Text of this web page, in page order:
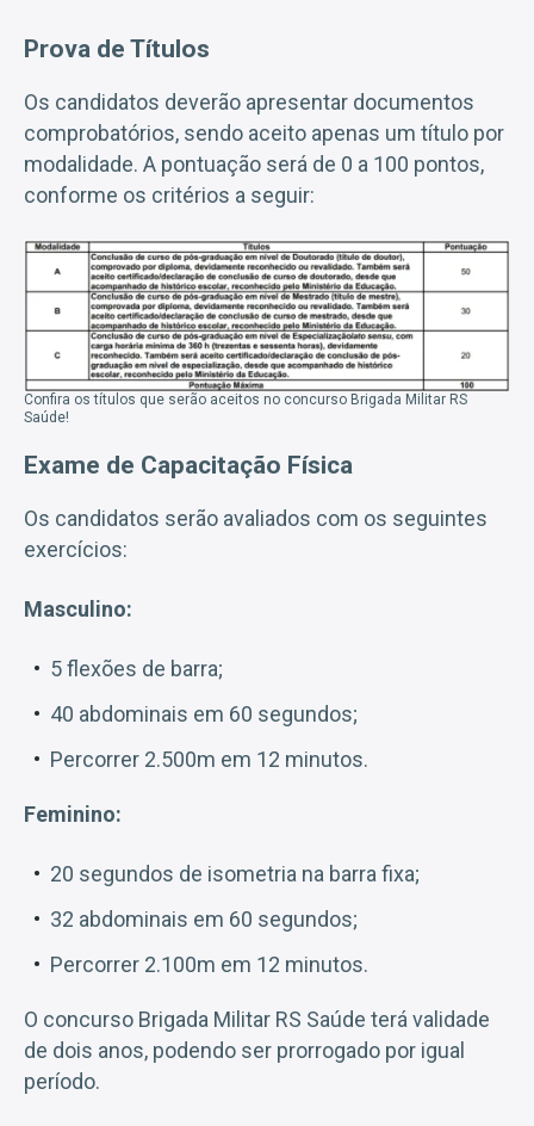
Prova de Títulos
Os candidatos deverão apresentar documentos
comprobatórios, sendo aceito apenas um título por
modalidade. A pontuação será de 0 a 100 pontos,
conforme os critérios a seguir:
Confira os títulos que serão aceitos no concurso Brigada Militar RS
Saúde!
Exame de Capacitação Física
Os candidatos serão avaliados com os seguintes
exercícios:
Masculino:
5 flexões de barra;
40 abdominais em 60 segundos;
Percorrer 2.500m em 12 minutos.
Feminino:
20 segundos de isometria na barra fixa;
32 abdominais em 60 segundos;
Percorrer 2.100m em 12 minutos.
O concurso Brigada Militar RS Saúde terá validade
de dois anos, podendo ser prorrogado por igual
período.